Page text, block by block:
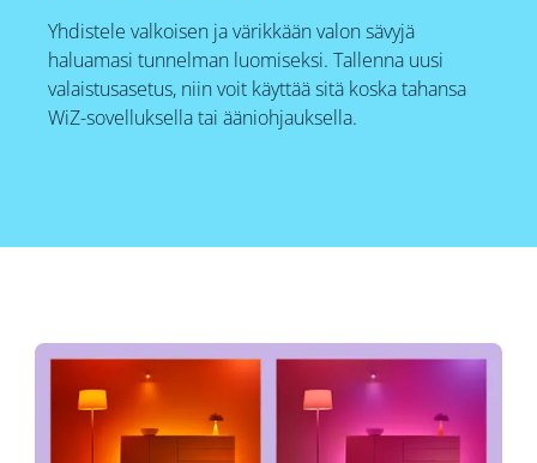
Yhdistele valkoisen ja värikkään valon sävyjä
haluamasi tunnelman luomiseksi. Tallenna uusi
valaistusasetus, niin voit käyttää sitä koska tahansa
WiZ-sovelluksella tai ääniohjauksella.